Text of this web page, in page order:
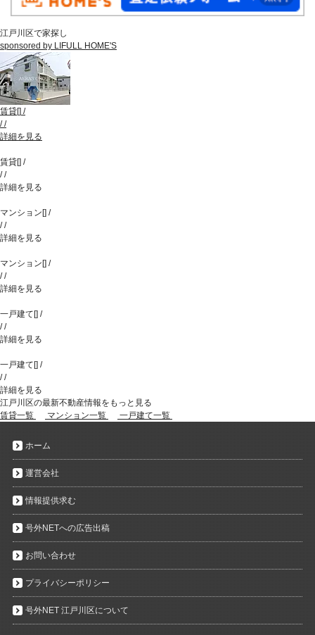
江戸川区で家探し
sponsored by LIFULL HOME'S
賃貸[] /
//
詳細を見る
賃貸[] /
//
詳細を見る
マンション [] /
//
詳細を見る
マンション [] /
//
詳細を見る
一戸建て [] /
//
詳細を見る
一戸建て [] /
//
詳細を見る
江戸川区の最新不動産情報をもっと見る
賃貸一覧
マンション一覧 一戸建て一覧
ホーム
運営会社
情報提供求む
号外NETへの広告出稿
お問い合わせ
プライバシーポリシー
号外NET 江戸川区について